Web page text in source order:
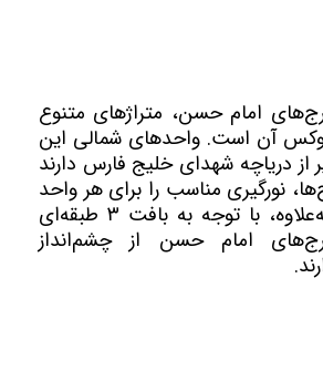
امام حسن، متراژهای متنوع
آن است. واحدهای شمالی این
از دریاچه شهدای خلیج فارس دارند
نورگیری مناسب را برای هر واحد
فراهم کرده است. به‌علاوه، با توجه به بافت ۳ طبقه‌ای
امام حسن از چشم‌انداز